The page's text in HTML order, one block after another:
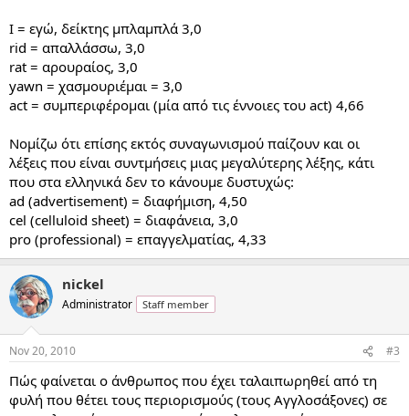
Ι = εγώ, δείκτης μπλαμπλά 3,0
rid = απαλλάσσω, 3,0
rat = αρουραίος, 3,0
yawn = χασμουριέμαι = 3,0
act = συμπεριφέρομαι (μία από τις έννοιες του act) 4,66
Νομίζω ότι επίσης εκτός συναγωνισμού παίζουν και οι
λέξεις που είναι συντμήσεις μιας μεγαλύτερης λέξης, κάτι
που στα ελληνικά δεν το κάνουμε δυστυχώς:
ad (advertisement) = διαφήμιση, 4,50
cel (celluloid sheet) = διαφάνεια, 3,0
pro (professional) = επαγγελματίας, 4,33
nickel
Administrator Staff member
Nov 20, 2010 #3
Πώς φαίνεται ο άνθρωπος που έχει ταλαιπωρηθεί από τη
φυλή που θέτει τους περιορισμούς (τους Αγγλοσάξονες) σε